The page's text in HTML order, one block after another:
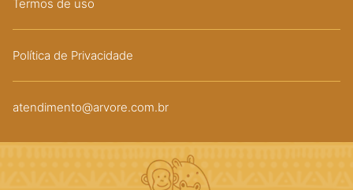
Termos de uso
Política de Privacidade
atendimento@arvore.com.br